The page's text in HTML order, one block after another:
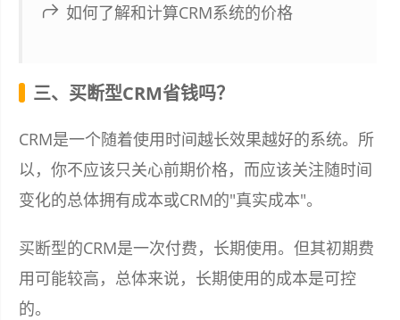
如何了解和计算CRM系统的价格
三、买断型CRM省钱吗？
CRM是一个随着使用时间越长效果越好的系统。所
以，你不应该只关心前期价格，而应该关注随时间
变化的总体拥有成本或CRM的"真实成本"。
买断型的CRM是一次付费，长期使用。但其初期费
用可能较高，总体来说，长期使用的成本是可控
的。